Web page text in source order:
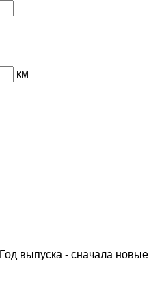
км
Год выпуска - сначала новые